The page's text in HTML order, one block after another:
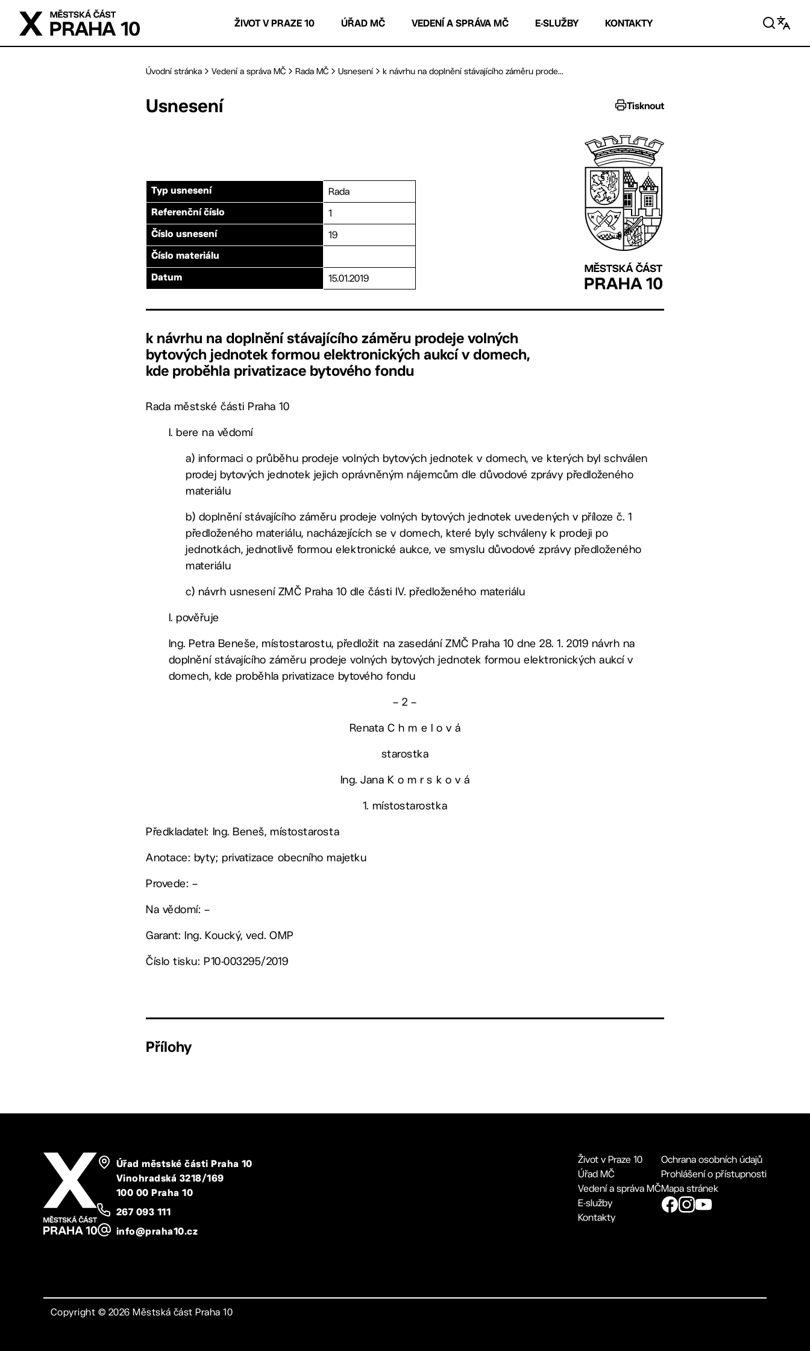
Přejít na hlavní obsah
ŽIVOT V PRAZE 10 ÚŘAD MČ VEDENÍ A SPRÁVA MČ E-SLUŽBY KONTAKTY
Úvodní stránka Vedení a správa MČ Rada MČ Usnesení k návrhu na doplnění stávajícího záměru prode...
Usnesení Tisknout
Typ usnesení Rada
Referenční číslo 1
Číslo usnesení 19
Číslo materiálu
Datum 15.01.2019
k návrhu na doplnění stávajícího záměru prodeje volných
bytových jednotek formou elektronických aukcí v domech,
kde proběhla privatizace bytového fondu
Rada městské části Praha 10
I. bere na vědomí
a) informaci o průběhu prodeje volných bytových jednotek v domech, ve kterých byl schválen
prodej bytových jednotek jejich oprávněným nájemcům dle důvodové zprávy předloženého
materiálu
b) doplnění stávajícího záměru prodeje volných bytových jednotek uvedených v příloze č. 1
předloženého materiálu, nacházejících se v domech, které byly schváleny k prodeji po
jednotkách, jednotlivě formou elektronické aukce, ve smyslu důvodové zprávy předloženého
materiálu
c) návrh usnesení ZMČ Praha 10 dle části IV. předloženého materiálu
I. pověřuje
Ing. Petra Beneše, místostarostu, předložit na zasedání ZMČ Praha 10 dne 28. 1. 2019 návrh na
doplnění stávajícího záměru prodeje volných bytových jednotek formou elektronických aukcí v
domech, kde proběhla privatizace bytového fondu
– 2 –
Renata C h m e l o v á
starostka
Ing. Jana K o m r s k o v á
1. místostarostka
Předkladatel: Ing. Beneš, místostarosta
Anotace: byty; privatizace obecního majetku
Provede: –
Na vědomí: –
Garant: Ing. Koucký, ved. OMP
Číslo tisku: P10-003295/2019
Přílohy
Úřad městské části Praha 10
Vinohradská 3218/169
100 00 Praha 10
267 093 111
info@praha10.cz
Život v Praze 10
Úřad MČ
Vedení a správa MČ
E-služby
Kontakty
Ochrana osobních údajů
Prohlášení o přístupnosti
Mapa stránek
Copyright © 2026 Městská část Praha 10